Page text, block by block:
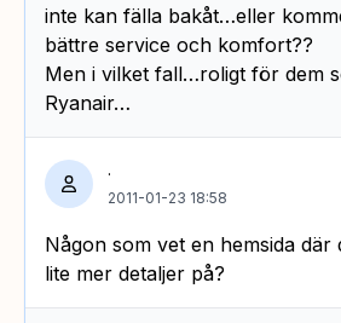
inte kan fälla bakåt…eller
bättre service och komfort??
Men i vilket fall…roligt för dem
Ryanair…
.
2011-01-23 18:58
Någon som vet en hemsida där
lite mer detaljer på?